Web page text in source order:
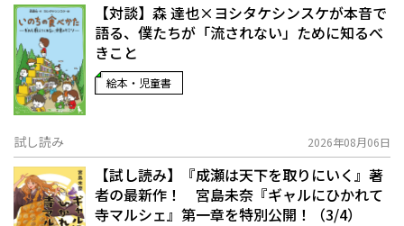
【対談】森 達也×ヨシタケシンスケが本音で
語る、僕たちが「流されない」ために知るべ
きこと
絵本・児童書
試し読み 2026年08月06日
【試し読み】『成瀬は天下を取りにいく』著
者の最新作！ 宮島未奈『ギャルにひかれて
寺マルシェ』第一章を特別公開！（3/4）